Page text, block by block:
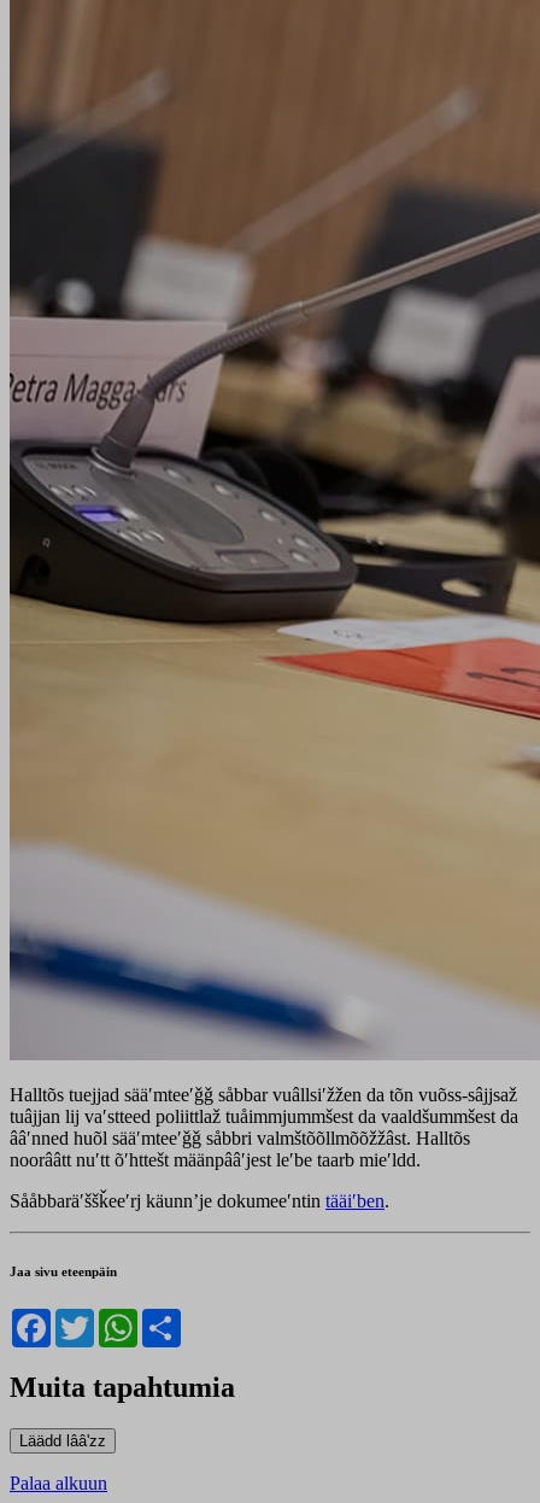
Halltõs tuejjad sääʹmteeʹǧǧ såbbar vuâllsiʹžžen da tõn vuõss-sâjjsaž
tuâjjan lij vaʹstteed poliittlaž tuåimmjummšest da vaaldšummšest da
ââʹnned huõl sääʹmteeʹǧǧ såbbri valmštõõllmõõžžâst. Halltõs
noorââtt nuʹtt õʹhttešt määnpââʹjest leʹbe taarb mieʹldd.
Sååbbaräʹššǩeeʹrj käunnʼje dokumeeʹntin tääiʹben.
Jaa sivu eteenpäin
Facebook
TwitterWhatsApp
Muita tapahtumia
Palaa alkuun